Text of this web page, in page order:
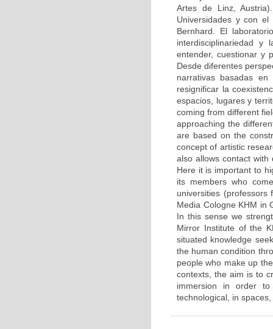
Artes de Linz,
Universidades y con
Bernhard. El
interdisciplinariedad
entender, cuestionar y
Desde diferentes
narrativas basadas
resignificar la
espacios, lugares y
coming from different
approaching the
are based on the
concept of artistic
also allows contact with
Here it is important to
its members who
universities
Media Cologne KHM in
In this sense we
Mirror Institute of the
situated knowledge
the human condition
people who make up
contexts, the aim is to
immersion in order
technological, in